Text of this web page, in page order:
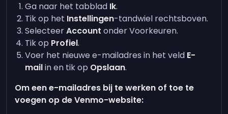
Ga naar het tabblad Ik.
Tik op het Instellingen-tandwiel rechtsboven.
SelecteerAccount onder Voorkeuren.
Tik op Profiel.
Voer het nieuwe e-mailadres in het veld E-
mailin en tik op Opslaan.
Om een e-mailadres bij te werken of toe te
voegen op de Venmo-website: